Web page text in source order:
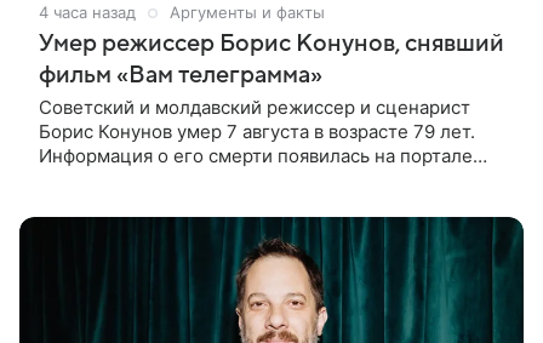
4 часа назад Аргументы и факты
Умер режиссер Борис Конунов, снявший
фильм «Вам телеграмма»
Советский и молдавский режиссер и сценарист
Борис Конунов умер 7 августа в возрасте 79 лет.
Информация о его смерти появилась на портале